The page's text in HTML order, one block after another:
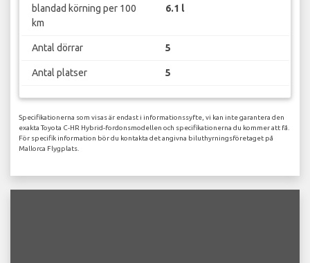
blandad körning per 100
km
6.1 l
Antal dörrar 5
Antal platser 5
Specifikationerna som visas är endast i informationssyfte, vi kan inte garantera den
exakta Toyota C-HR Hybrid-fordonsmodellen och specifikationerna du kommer att få.
För specifik information bör du kontakta det angivna biluthyrningsföretaget på
Mallorca Flygplats.